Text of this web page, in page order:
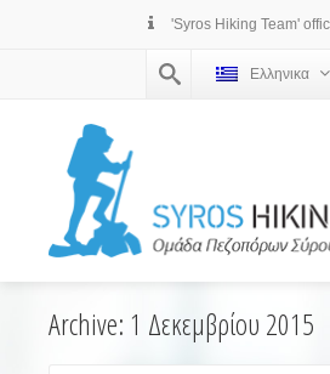
'Syros Hiking Team'
Ελληνικα
Archive: 1 Δεκεμβρίου 2015